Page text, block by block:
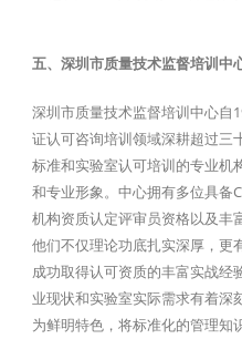
五、深圳市质量技术监督培训中
深圳市质量技术监督培训中心自
证认可咨询培训领域深耕超过三
标准和实验室认可培训的专业机
和专业形象。中心拥有多位具备
机构资质认定评审员资格以及丰
他们不仅理论功底扎实深厚，更
成功取得认可资质的丰富实战经
业现状和实验室实际需求有着深
为鲜明特色，将标准化的管理知